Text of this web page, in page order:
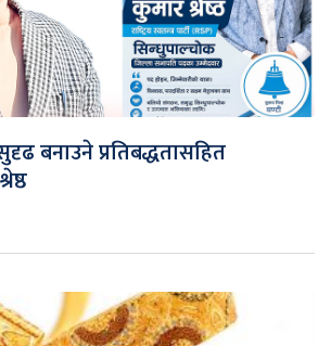
बनाउने प्रतिबद्धतासहित